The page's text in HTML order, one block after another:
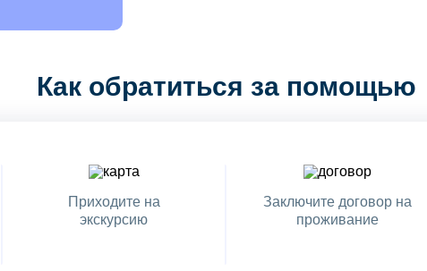
Как обратиться за помощью
Приходите на
экскурсию
Заключите договор на
проживание